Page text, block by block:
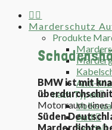
Marderschutz
Produkte
Anti-
nach Typen
Audi
BMW ist mit
Motorraum eines
Süden
Marderdichte